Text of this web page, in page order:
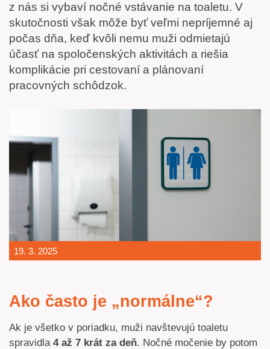
z nás si vybaví nočné vstávanie na toaletu. V
skutočnosti však môže byť veľmi nepríjemné aj
počas dňa, keď kvôli nemu muži odmietajú
účasť na spoločenských aktivitách a riešia
komplikácie pri cestovaní a plánovaní
pracovných schôdzok.
19. 3. 2025
Ako často je „normálne“?
Ak je všetko v poriadku, muži navštevujú toaletu
spravidla 4 až 7 krát za deň. Nočné močenie by potom